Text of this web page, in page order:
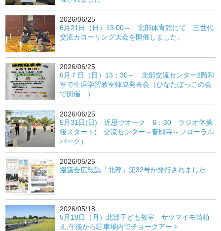
2026/06/25
6月21日（日）13:00～ 北部体育館にて 三世代
交流カローリング大会を開催しました。
2026/06/25
6月７日（日）13：30～ 北部交流センター2階和
室で生涯学習教室錬成発表会（ひなたぼっこの会
で開催 ）
2026/06/25
5月31日(日) 近思ウオーク 6：30 ラジオ体操
後スタート( 交流センター～普願寺～フローラル
パーク）
2026/05/25
協議会広報誌「北部」第32号が発行されました
2026/05/18
5月18日（月）北部子ども教室 サツマイモ苗植
え,午後から駐車場内でチョークアート